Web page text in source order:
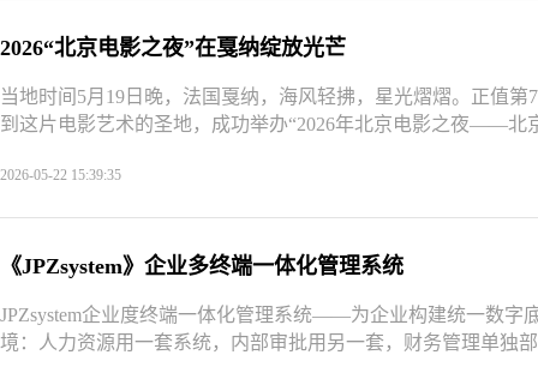
2026“北京电影之夜”在戛纳绽放光芒
当地时间5月19日晚，法国戛纳，海风轻拂，星光熠熠。正值
到这片电影艺术的圣地，成功举办“2026年北京电影之夜——北
2026-05-22 15:39:35
《JPZsystem》企业多终端一体化管理系统
JPZsystem企业度终端一体化管理系统——为企业构建统一数字
境：人力资源用一套系统，内部审批用另一套，财务管理单独